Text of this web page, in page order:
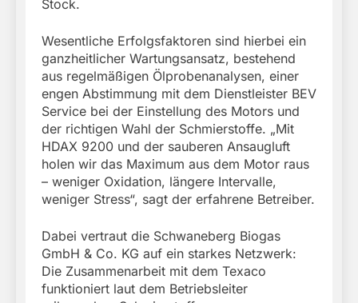
Stock.
Wesentliche Erfolgsfaktoren sind hierbei ein
ganzheitlicher Wartungsansatz, bestehend
aus regelmäßigen Ölprobenanalysen, einer
engen Abstimmung mit dem Dienstleister BEV
Service bei der Einstellung des Motors und
der richtigen Wahl der Schmierstoffe. „Mit
HDAX 9200 und der sauberen Ansaugluft
holen wir das Maximum aus dem Motor raus
– weniger Oxidation, längere Intervalle,
weniger Stress“, sagt der erfahrene Betreiber.
Dabei vertraut die Schwaneberg Biogas
GmbH & Co. KG auf ein starkes Netzwerk:
Die Zusammenarbeit mit dem Texaco
funktioniert laut dem Betriebsleiter